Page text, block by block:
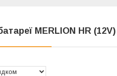
MERLION HR (12V)